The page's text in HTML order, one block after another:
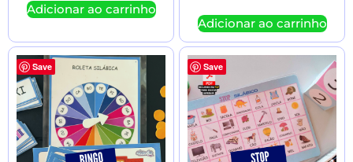
Adicionar ao carrinho
Adicionar ao carrinho
Save Save